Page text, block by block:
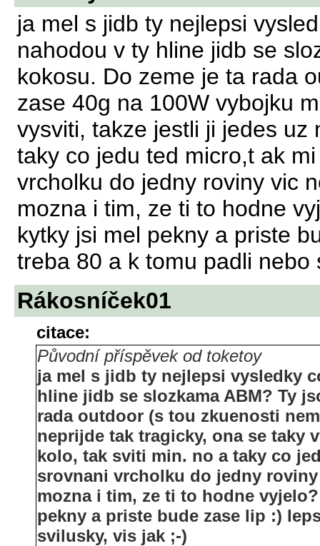
ja mel s jidb ty nejlepsi
nahodou v ty hline jidb se
kokosu. Do zeme je ta rada
zase 40g na 100W vybojku
vysviti, takze jestli ji jedes
taky co jedu ted micro,t ak
vrcholku do jedny roviny vic
mozna i tim, ze ti to hodne
kytky jsi mel pekny a priste
treba 80 a k tomu padli nebo
Rákosníček01
citace:
Původní příspěvek od toketoy
ja mel s jidb ty nejlepsi vysledky
hline jidb se slozkama ABM? Ty
rada outdoor (s tou zkuenosti
neprijde tak tragicky, ona se taky
kolo, tak sviti min. no a taky co
srovnani vrcholku do jedny
mozna i tim, ze ti to hodne
pekny a priste bude zase lip :)
svilusky, vis jak ;-)